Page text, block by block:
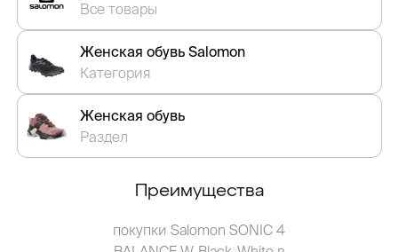
Все товары
Женская обувь Salomon
Категория
Женская обувь
Раздел
Преимущества
покупки Salomon SONIC 4